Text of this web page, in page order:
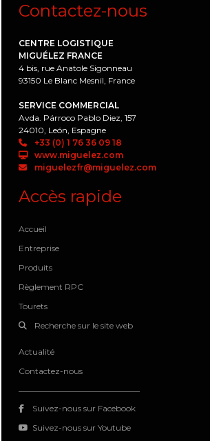
Contactez-nous
CENTRE LOGISTIQUE
MIGUÉLEZ FRANCE
4 bis, rue Anatole Sigonneau
93150 Le Blanc Mesnil, France
SERVICE COMMERCIAL
Avda. Párroco Pablo Diez, 157
24010, León, Espagne
+33 (0) 1 76 36 09 18
www.miguelez.com
miguelezfr@miguelez.com
Accès rapide
Accueil
Entreprise
Produits
Règlement RPC
Tourets
Recherche sur le site web
Actualité
Contactez-nous
Suivez-nous sur Facebook
Suivez-nous sur Youtube